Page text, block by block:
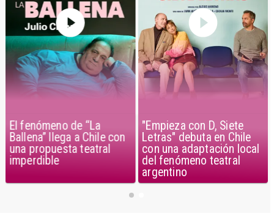
El fenómeno de “La
Ballena” llega a Chile con
una propuesta teatral
imperdible
"Empieza con D, Siete
Letras" debuta en Chile
con una adaptación local
del fenómeno teatral
argentino